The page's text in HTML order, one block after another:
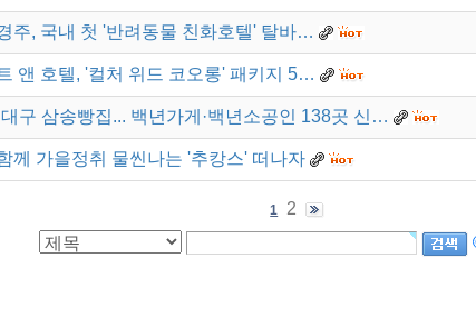
주, 국내 첫 '반려동물 친화호텔' 탈바…
앤 호텔, '컬처 위드 코오롱' 패키지 5…
대구 삼송빵집... 백년가게·백년소공인 138곳 신…
께 가을정취 물씬나는 '추캉스' 떠나자
1
2